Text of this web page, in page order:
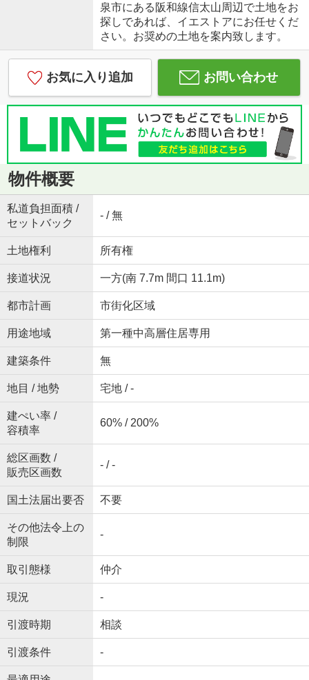
泉市にある阪和線信太山周辺で土地をお
探しであれば、イエストアにお任せくだ
さい。お奨めの土地を案内致します。
お気に入り追加 お問い合わせ
物件概要
私道負担面積 /
セットバック
- / 無
土地権利 所有権
接道状況 一方(南 7.7m 間口 11.1m)
都市計画 市街化区域
用途地域 第一種中高層住居専用
建築条件 無
地目 / 地勢 宅地 / -
建ぺい率 /
容積率
60% / 200%
総区画数 /
販売区画数
- / -
国土法届出要否 不要
その他法令上の
制限
-
取引態様 仲介
現況 -
引渡時期 相談
引渡条件 -